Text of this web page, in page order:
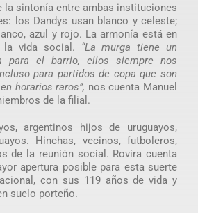
la sintonía entre ambas instituciones
los Dandys usan blanco y celeste;
azul y rojo. La armonía está en
la vida social. “La murga tiene un
para el barrio, ellos siempre nos
para partidos de copa que son
horarios raros”, nos cuenta Manuel
de la filial.
argentinos hijos de uruguayos,
Hinchas, vecinos, futboleros,
de la reunión social. Rovira cuenta
apertura posible para esta suerte
con sus 119 años de vida y
suelo porteño.